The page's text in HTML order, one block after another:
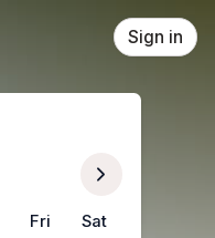
Sign in
Fri Sat